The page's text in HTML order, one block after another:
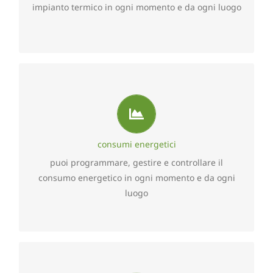
impianto termico in ogni momento e da ogni luogo
personali.
consumi energetici
puoi programmare, gestire e controllare il
consumo energetico in ogni momento e da ogni
luogo
controllo consumi energetici
Con semplicità ciascun utente può visualizzare in
tempo reale i consumi energetici della propria
residenza, avere una proiezione dei consumi
giornalieri ed uno storico di quelli settimanali,
mensili, semestrali ed annuali.